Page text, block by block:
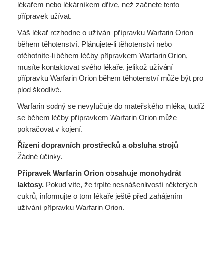
lékařem nebo lékárníkem dříve, než začnete tento
přípravek užívat.
Váš lékař rozhodne o užívání přípravku Warfarin Orion
během těhotenství. Plánujete-li těhotenství nebo
otěhotníte-li během léčby přípravkem Warfarin Orion,
musíte kontaktovat svého lékaře, jelikož užívání
přípravku Warfarin Orion během těhotenství může být pro
plod škodlivé.
Warfarin sodný se nevylučuje do mateřského mléka, tudíž
se během léčby přípravkem Warfarin Orion může
pokračovat v kojení.
Řízení dopravních prostředků a obsluha strojů
Žádné účinky.
Přípravek Warfarin Orion obsahuje monohydrát
laktosy. Pokud víte, že trpíte nesnášenlivostí některých
cukrů, informujte o tom lékaře ještě před zahájením
užívání přípravku Warfarin Orion.